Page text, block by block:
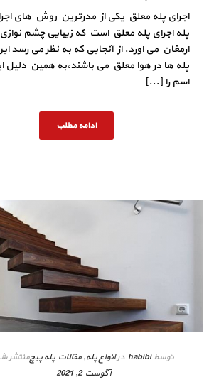
اجرای پله معلق یکی از مدرترین روش های
پله اجرای پله معلق است که زیبایی چشم نوازی
ارمغان می اورد. از آنجایی که به نظر می رسد
پله ها در هوا معلق می باشند،به همین دلیل
اسم را [...]
ادامه مطلب
توسط habibi درانواع پله,مقالات پله پیچمنتشر
آگوست 2, 2021